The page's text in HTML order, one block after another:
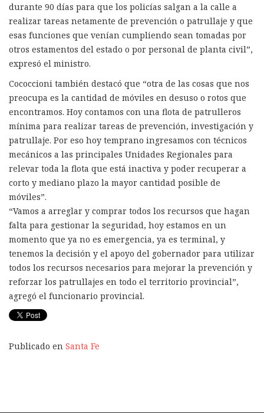
durante 90 días para que los policías salgan a la calle a
realizar tareas netamente de prevención o patrullaje y que
esas funciones que venían cumpliendo sean tomadas por
otros estamentos del estado o por personal de planta civil”,
expresó el ministro.
Cococcioni también destacó que “otra de las cosas que nos
preocupa es la cantidad de móviles en desuso o rotos que
encontramos. Hoy contamos con una flota de patrulleros
mínima para realizar tareas de prevención, investigación y
patrullaje. Por eso hoy temprano ingresamos con técnicos
mecánicos a las principales Unidades Regionales para
relevar toda la flota que está inactiva y poder recuperar a
corto y mediano plazo la mayor cantidad posible de
móviles”.
“Vamos a arreglar y comprar todos los recursos que hagan
falta para gestionar la seguridad, hoy estamos en un
momento que ya no es emergencia, ya es terminal, y
tenemos la decisión y el apoyo del gobernador para utilizar
todos los recursos necesarios para mejorar la prevención y
reforzar los patrullajes en todo el territorio provincial”,
agregó el funcionario provincial.
Publicado en Santa Fe